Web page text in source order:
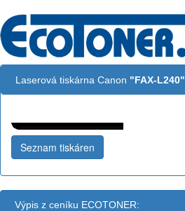
Laserová tiskárna Canon "FAX-L240"
Seznam tiskáren
Výpis z ceníku ECOTONER: